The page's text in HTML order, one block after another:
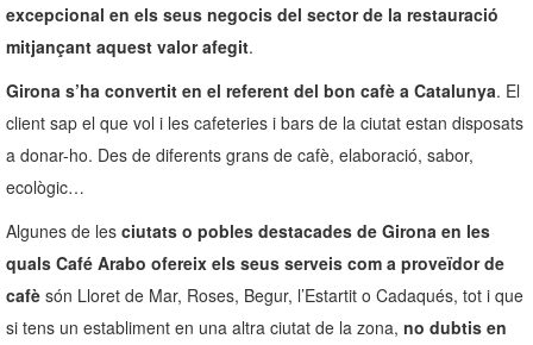
excepcional en els seus negocis del sector de la restauració
mitjançant aquest valor afegit.
Girona s’ha convertit en el referent del bon cafè a Catalunya. El
client sap el que vol i les cafeteries i bars de la ciutat estan disposats
a donar-ho. Des de diferents grans de cafè, elaboració, sabor,
ecològic…
Algunes de les ciutats o pobles destacades de Girona en les
quals Café Arabo ofereix els seus serveis com a proveïdor de
cafè són Lloret de Mar, Roses, Begur, l’Estartit o Cadaqués, tot i que
si tens un establiment en una altra ciutat de la zona, no dubtis en